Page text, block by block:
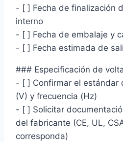
- [ ] Fecha de finalización
interno
- [ ] Fecha de embalaje y
- [ ] Fecha estimada de
### Especificación de
- [ ] Confirmar el estándar
(V) y frecuencia (Hz)
- [ ] Solicitar
del fabricante (CE, UL,
corresponda)